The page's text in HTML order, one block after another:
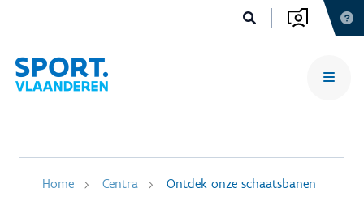
Home Centra Ontdek onze schaatsbanen